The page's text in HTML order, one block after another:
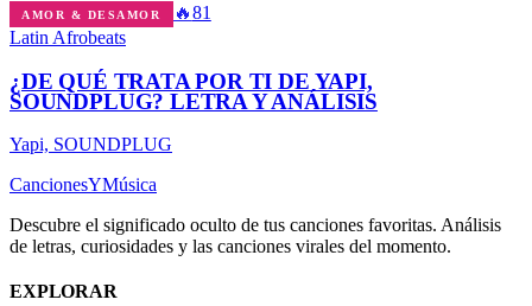
AMOR & DESAMOR 🔥81
Latin Afrobeats
¿DE QUÉ TRATA POR TI DE YAPI,
SOUNDPLUG? LETRA Y ANÁLISIS
Yapi, SOUNDPLUG
CancionesYMúsica
Descubre el significado oculto de tus canciones favoritas. Análisis
de letras, curiosidades y las canciones virales del momento.
EXPLORAR